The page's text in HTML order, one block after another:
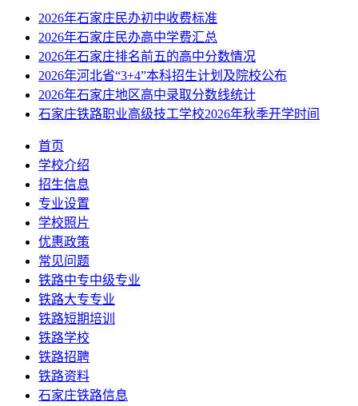
2026年石家庄民办初中收费标准
2026年石家庄民办高中学费汇总
2026年石家庄排名前五的高中分数情况
2026年河北省“3+4”本科招生计划及院校公布
2026年石家庄地区高中录取分数线统计
石家庄铁路职业高级技工学校2026年秋季开学时间
首页
学校介绍
招生信息
专业设置
学校照片
优惠政策
常见问题
铁路中专中级专业
铁路大专专业
铁路短期培训
铁路学校
铁路招聘
铁路资料
石家庄铁路信息